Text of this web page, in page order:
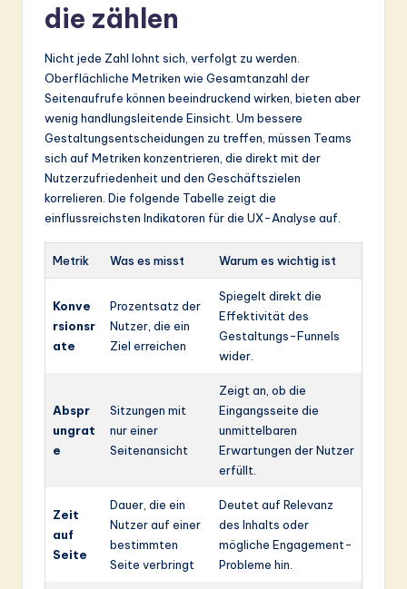
die zählen
Nicht jede Zahl lohnt sich, verfolgt zu werden.
Oberflächliche Metriken wie Gesamtanzahl der
Seitenaufrufe können beeindruckend wirken, bieten aber
wenig handlungsleitende Einsicht. Um bessere
Gestaltungsentscheidungen zu treffen, müssen Teams
sich auf Metriken konzentrieren, die direkt mit der
Nutzerzufriedenheit und den Geschäftszielen
korrelieren. Die folgende Tabelle zeigt die
einflussreichsten Indikatoren für die UX-Analyse auf.
Metrik Was es misst Warum es wichtig ist
Konve
rsionsr
ate
Prozentsatz der
Nutzer, die ein
Ziel erreichen
Spiegelt direkt die
Effektivität des
Gestaltungs-Funnels
wider.
Abspr
ungrat
e
Sitzungen mit
nur einer
Seitenansicht
Zeigt an, ob die
Eingangsseite die
unmittelbaren
Erwartungen der Nutzer
erfüllt.
Zeit
auf
Seite
Dauer, die ein
Nutzer auf einer
bestimmten
Seite verbringt
Deutet auf Relevanz
des Inhalts oder
mögliche Engagement-
Probleme hin.